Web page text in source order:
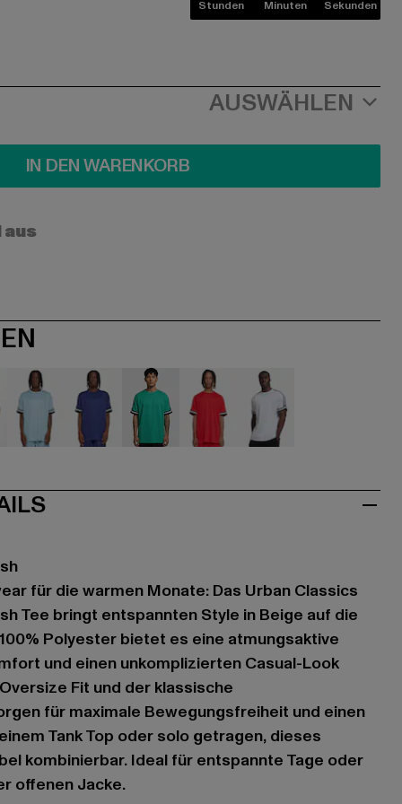
Stunden Minuten Sekunden
AUSWÄHLEN
IN DEN WARENKORB
für die warmen Monate: Das Urban Classics
Tee bringt entspannten Style in Beige auf die
Polyester bietet es eine atmungsaktive
und einen unkomplizierten Casual-Look
Fit und der klassische
für maximale Bewegungsfreiheit und einen
Tank Top oder solo getragen, dieses
kombinierbar. Ideal für entspannte Tage oder
offenen Jacke.